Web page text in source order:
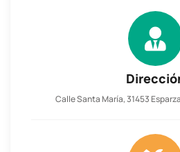
Calle Santa María, 31453